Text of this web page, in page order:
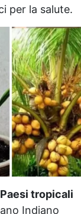
per la salute.
Paesi tropicali
Indiano